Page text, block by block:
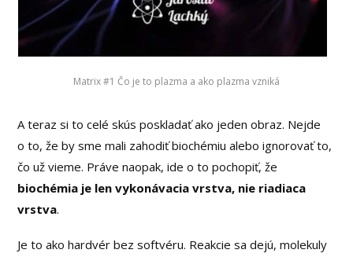
Matrix #1 Čo je to plazma a ako plazma vzniká
A teraz si to celé skús poskladať ako jeden obraz. Nejde
o to, že by sme mali zahodiť biochémiu alebo ignorovať to,
čo už vieme. Práve naopak, ide o to pochopiť, že
biochémia je len vykonávacia vrstva, nie riadiaca
vrstva.
Je to ako hardvér bez softvéru. Reakcie sa dejú, molekuly